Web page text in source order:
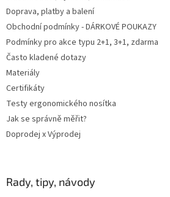
ý
p
i
Doprava, platby a balení
Obchodní podmínky - DÁRKOVÉ POUKAZY
Podmínky pro akce typu 2+1, 3+1, zdarma
Často kladené dotazy
Materiály
Certifikáty
Testy ergonomického nosítka
Jak se správně měřit?
Doprodej x Výprodej
Rady, tipy, návody